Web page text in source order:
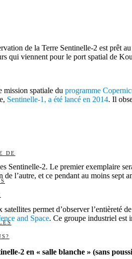
DE
de la Terre Sentinelle-2 est prêt
qui viennent pour le port spatial de
mission spatiale du programme
Sentinelle-1, a été lancé en 2014. Il
Sentinelle-2. Le premier exemplaire
de l’autre, et ce pendant au moins sept
permet d’observer l’entièreté
and Space. Ce groupe industriel est
2 en « salle blanche » (sans